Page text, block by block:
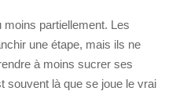
partiellement. Les
une étape, mais ils ne
à moins sucrer ses
souvent là que se joue le vrai